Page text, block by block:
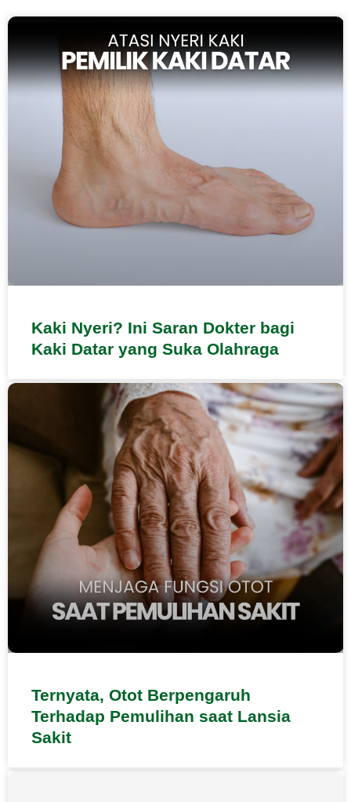
Kaki Nyeri? Ini Saran Dokter bagi
Kaki Datar yang Suka Olahraga
Ternyata, Otot Berpengaruh
Terhadap Pemulihan saat Lansia
Sakit